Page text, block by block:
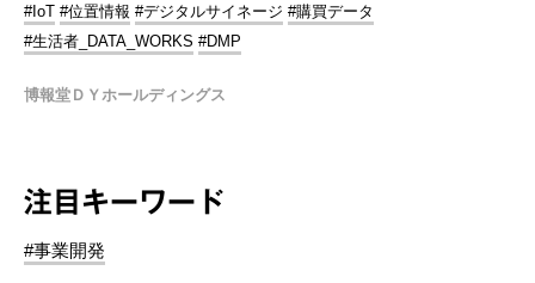
#IoT #位置情報 #デジタルサイネージ #購買データ
#生活者_DATA_WORKS #DMP
博報堂ＤＹホールディングス
注目キーワード
#事業開発